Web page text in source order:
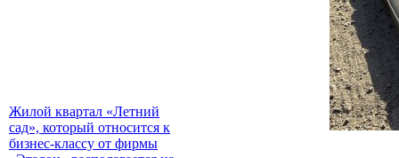
Жилой квартал «Летний
сад», который относится к
бизнес-классу от фирмы